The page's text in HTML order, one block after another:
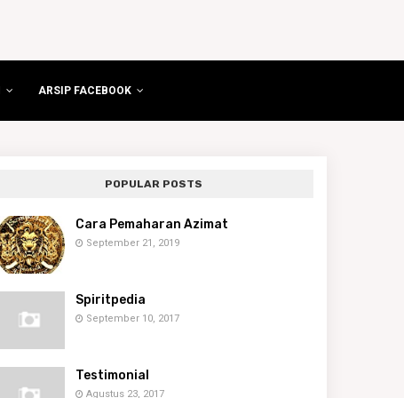
ARSIP FACEBOOK
POPULAR POSTS
Cara Pemaharan Azimat
September 21, 2019
Spiritpedia
September 10, 2017
Testimonial
Agustus 23, 2017